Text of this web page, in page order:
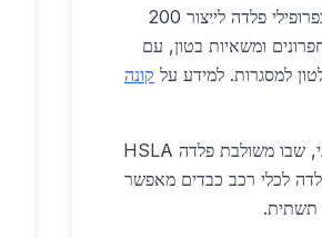
כבדות ללוגיסטיקה. מפעלים מקומיים משתמשים בפרופילי פלדה לייצור 200
ומשאיות בטון, עם
קונה
פרויקטים ספציפיים כוללים שדרוג צי הרכב העירוני, שבו משולבת פלדה HSLA
לכלי רכב כבדים מאפשר